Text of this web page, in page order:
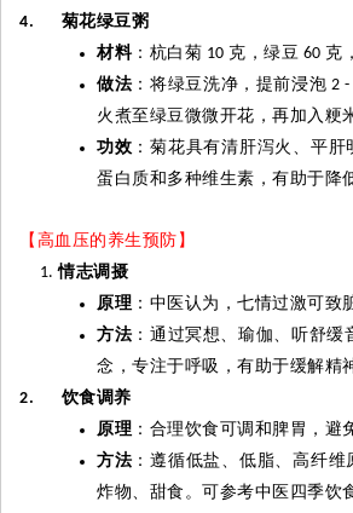
4.
菊花绿豆粥
材料：杭白菊 10 克，绿豆 60 克
做法 ：将绿豆洗净，提前浸泡 2
火煮至绿豆微微开花，再加入粳
功效 ：菊花具有清肝泻火、平
蛋白质和多种维生素，有助于降
【高血压的养生预防】
情志调摄
原理 ：中医认为，七情过激可
方法 ：通过冥想、瑜伽、听舒
念，专注于呼吸，有助于缓解精
2.
饮食调养
原理 ：合理饮食可调和脾胃，
方法 ：遵循低盐、低脂、高纤
炸物、甜食。可参考中医四季饮